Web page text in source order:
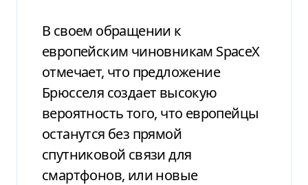
В своем обращении к
европейским чиновникам SpaceX
отмечает, что предложение
Брюсселя создает высокую
вероятность того, что европейцы
останутся без прямой
спутниковой связи для
смартфонов, или новые